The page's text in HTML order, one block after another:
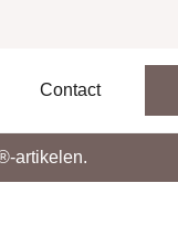
Contact
artikelen.